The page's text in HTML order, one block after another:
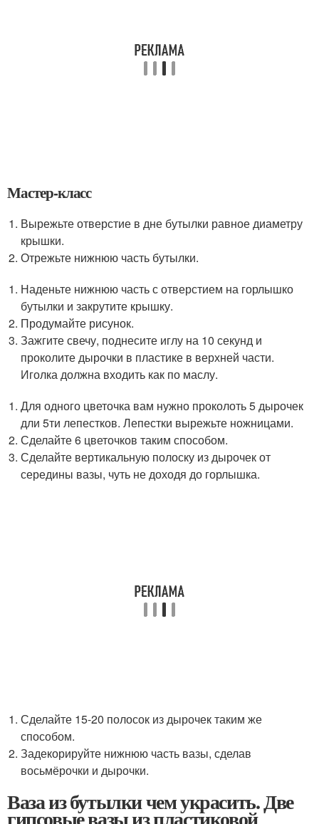
Мастер-класс
Вырежьте отверстие в дне бутылки равное диаметру
крышки.
Отрежьте нижнюю часть бутылки.
Наденьте нижнюю часть с отверстием на горлышко
бутылки и закрутите крышку.
Продумайте рисунок.
Зажгите свечу, поднесите иглу на 10 секунд и
проколите дырочки в пластике в верхней части.
Иголка должна входить как по маслу.
Для одного цветочка вам нужно проколоть 5 дырочек
дли 5ти лепестков. Лепестки вырежьте ножницами.
Сделайте 6 цветочков таким способом.
Сделайте вертикальную полоску из дырочек от
середины вазы, чуть не доходя до горлышка.
Сделайте 15-20 полосок из дырочек таким же
способом.
Задекорируйте нижнюю часть вазы, сделав
восьмёрочки и дырочки.
Ваза из бутылки чем украсить. Две